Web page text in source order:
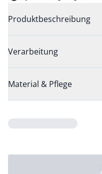
Produktbeschreibung
Verarbeitung
Material & Pflege